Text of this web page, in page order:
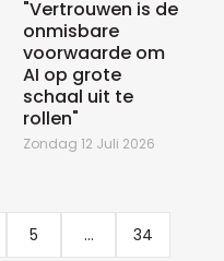
"Vertrouwen is de
onmisbare
voorwaarde om
AI op grote
schaal uit te
rollen"
Zondag 12 Juli 2026
5 ... 34